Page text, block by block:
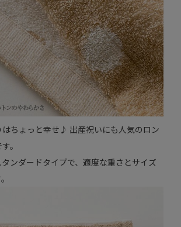
ちょっと幸せ♪ 出産祝いにも人気のロン
。
ンダードタイプで、適度な重さとサイズ